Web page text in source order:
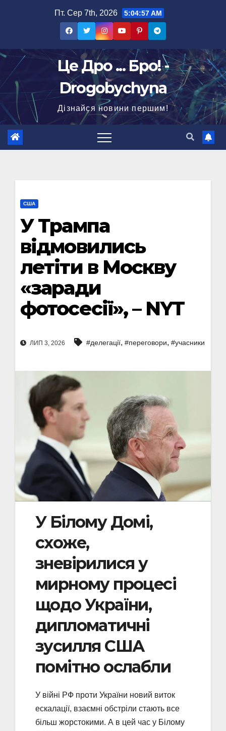
Пт. Сер 7th, 2026 5:04:58 AM
Це Дро ... Бро! -
Drogobychyna
Дізнайся новини першим!
США
У Трампа
відмовились
летіти в Москву
«заради
фотосесії», – NYT
ЛИП 3, 2026 #делегації, #переговори, #учасники
У Білому Домі,
схоже,
зневірилися у
мирному процесі
щодо України,
дипломатичні
зусилля США
помітно ослабли
У війні РФ проти України новий виток
ескалації, взаємні обстріли стають все
більш жорстокими. А в цей час у Білому